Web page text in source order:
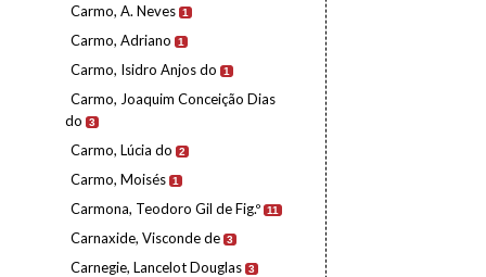
Carmo, A. Neves 1
Carmo, Adriano 1
Carmo, Isidro Anjos do 1
Carmo, Joaquim Conceição Dias
do
3
Carmo, Lúcia do 2
Carmo, Moisés 1
Carmona, Teodoro Gil de Fig.º 11
Carnaxide, Visconde de 3
Carnegie, Lancelot Douglas 3